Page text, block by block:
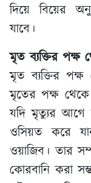
দিয়ে বিয়ের
যাবে।
মৃত ব্যক্তির পক্ষ
মৃত ব্যক্তির পক্ষ
মৃতের পক্ষ
যদি মৃত্যুর আগে
ওসিয়ত করে
ওয়াজিব। তার
কোরবানি করা